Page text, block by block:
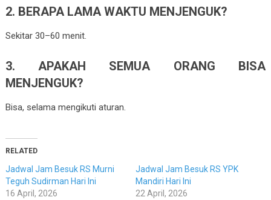
2. BERAPA LAMA WAKTU MENJENGUK?
Sekitar 30–60 menit.
3. APAKAH SEMUA ORANG BISA
MENJENGUK?
Bisa, selama mengikuti aturan.
RELATED
Jadwal Jam Besuk RS Murni
Teguh Sudirman Hari Ini
16 April, 2026
Jadwal Jam Besuk RS YPK
Mandiri Hari Ini
22 April, 2026